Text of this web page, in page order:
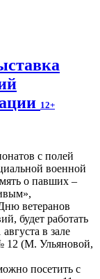
12+
с полей
военной
о павших –
ветеранов
будет работать
в зале
12 (М. Ульяновой,
посетить с